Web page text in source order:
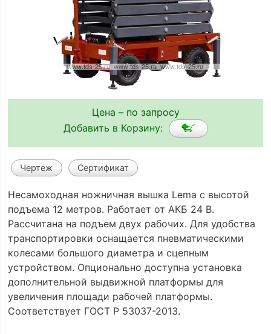
Цена – по запросу
Добавить в Корзину:
Чертеж Сертификат
Несамоходная ножничная вышка Lema с высотой
подъема 12 метров. Работает от АКБ 24 В.
Рассчитана на подъем двух рабочих. Для удобства
транспортировки оснащается пневматическими
колесами большого диаметра и сцепным
устройством. Опционально доступна установка
дополнительной выдвижной платформы для
увеличения площади рабочей платформы.
Соответствует ГОСТ Р 53037-2013.